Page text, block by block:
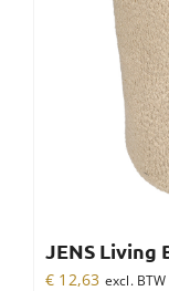
JENS Living
€ 12,63 excl. BTW